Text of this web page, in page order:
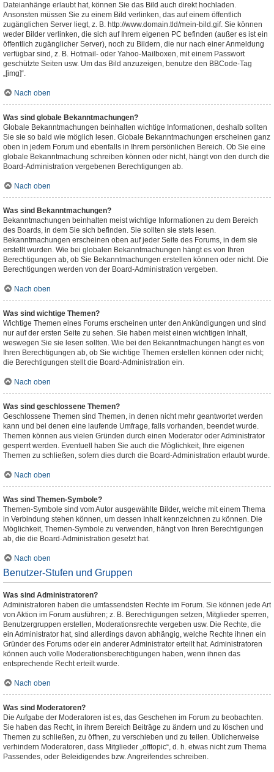
Dateianhänge erlaubt hat, können Sie das Bild auch direkt hochladen.
Ansonsten müssen Sie zu einem Bild verlinken, das auf einem öffentlich
zugänglichen Server liegt, z. B. http://www.domain.tld/mein-bild.gif. Sie können
weder Bilder verlinken, die sich auf Ihrem eigenen PC befinden (außer es ist ein
öffentlich zugänglicher Server), noch zu Bildern, die nur nach einer Anmeldung
verfügbar sind, z. B. Hotmail- oder Yahoo-Mailboxen, mit einem Passwort
geschützte Seiten usw. Um das Bild anzuzeigen, benutze den BBCode-Tag
„[img]“.
Nach oben
Was sind globale Bekanntmachungen?
Globale Bekanntmachungen beinhalten wichtige Informationen, deshalb sollten
Sie sie so bald wie möglich lesen. Globale Bekanntmachungen erscheinen ganz
oben in jedem Forum und ebenfalls in Ihrem persönlichen Bereich. Ob Sie eine
globale Bekanntmachung schreiben können oder nicht, hängt von den durch die
Board-Administration vergebenen Berechtigungen ab.
Nach oben
Was sind Bekanntmachungen?
Bekanntmachungen beinhalten meist wichtige Informationen zu dem Bereich
des Boards, in dem Sie sich befinden. Sie sollten sie stets lesen.
Bekanntmachungen erscheinen oben auf jeder Seite des Forums, in dem sie
erstellt wurden. Wie bei globalen Bekanntmachungen hängt es von Ihren
Berechtigungen ab, ob Sie Bekanntmachungen erstellen können oder nicht. Die
Berechtigungen werden von der Board-Administration vergeben.
Nach oben
Was sind wichtige Themen?
Wichtige Themen eines Forums erscheinen unter den Ankündigungen und sind
nur auf der ersten Seite zu sehen. Sie haben meist einen wichtigen Inhalt,
weswegen Sie sie lesen sollten. Wie bei den Bekanntmachungen hängt es von
Ihren Berechtigungen ab, ob Sie wichtige Themen erstellen können oder nicht;
die Berechtigungen stellt die Board-Administration ein.
Nach oben
Was sind geschlossene Themen?
Geschlossene Themen sind Themen, in denen nicht mehr geantwortet werden
kann und bei denen eine laufende Umfrage, falls vorhanden, beendet wurde.
Themen können aus vielen Gründen durch einen Moderator oder Administrator
gesperrt werden. Eventuell haben Sie auch die Möglichkeit, Ihre eigenen
Themen zu schließen, sofern dies durch die Board-Administration erlaubt wurde.
Nach oben
Was sind Themen-Symbole?
Themen-Symbole sind vom Autor ausgewählte Bilder, welche mit einem Thema
in Verbindung stehen können, um dessen Inhalt kennzeichnen zu können. Die
Möglichkeit, Themen-Symbole zu verwenden, hängt von Ihren Berechtigungen
ab, die die Board-Administration gesetzt hat.
Nach oben
Benutzer-Stufen und Gruppen
Was sind Administratoren?
Administratoren haben die umfassendsten Rechte im Forum. Sie können jede Art
von Aktion im Forum ausführen; z. B. Berechtigungen setzen, Mitglieder sperren,
Benutzergruppen erstellen, Moderationsrechte vergeben usw. Die Rechte, die
ein Administrator hat, sind allerdings davon abhängig, welche Rechte ihnen ein
Gründer des Forums oder ein anderer Administrator erteilt hat. Administratoren
können auch volle Moderationsberechtigungen haben, wenn ihnen das
entsprechende Recht erteilt wurde.
Nach oben
Was sind Moderatoren?
Die Aufgabe der Moderatoren ist es, das Geschehen im Forum zu beobachten.
Sie haben das Recht, in ihrem Bereich Beiträge zu ändern und zu löschen und
Themen zu schließen, zu öffnen, zu verschieben und zu teilen. Üblicherweise
verhindern Moderatoren, dass Mitglieder „offtopic“, d. h. etwas nicht zum Thema
Passendes, oder Beleidigendes bzw. Angreifendes schreiben.